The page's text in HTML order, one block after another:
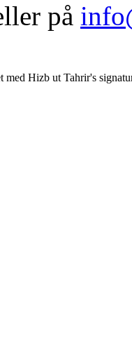
på
Hizb ut Tahrir's